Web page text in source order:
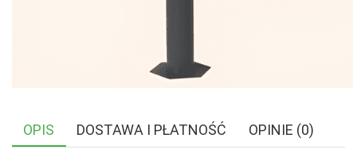
OPIS DOSTAWA I PŁATNOŚĆ OPINIE (0)